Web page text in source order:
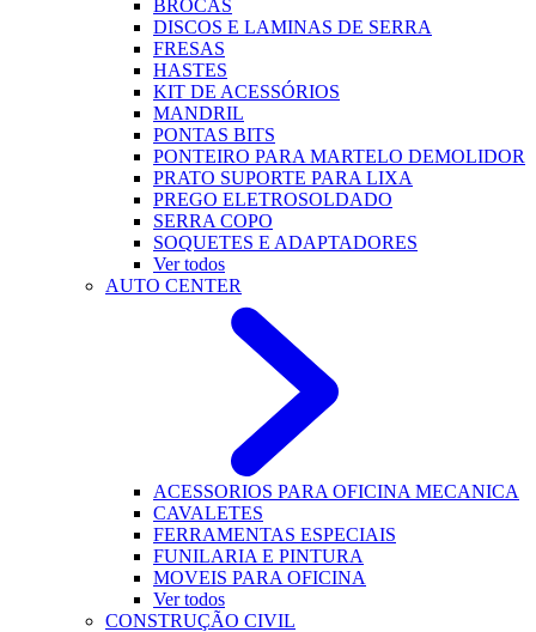
BROCAS
DISCOS E LAMINAS DE SERRA
FRESAS
HASTES
KIT DE ACESSÓRIOS
MANDRIL
PONTAS BITS
PONTEIRO PARA MARTELO DEMOLIDOR
PRATO SUPORTE PARA LIXA
PREGO ELETROSOLDADO
SERRA COPO
SOQUETES E ADAPTADORES
Ver todos
AUTO CENTER
ACESSORIOS PARA OFICINA MECANICA
CAVALETES
FERRAMENTAS ESPECIAIS
FUNILARIA E PINTURA
MOVEIS PARA OFICINA
Ver todos
CONSTRUÇÃO CIVIL